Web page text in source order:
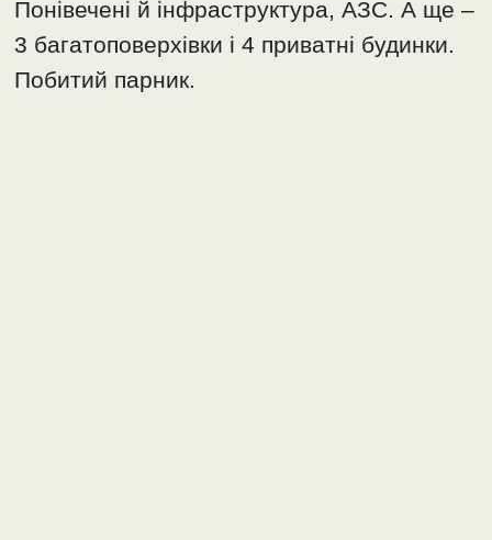
Понівечені й інфраструктура, АЗС. А ще –
3 багатоповерхівки і 4 приватні будинки.
Побитий парник.